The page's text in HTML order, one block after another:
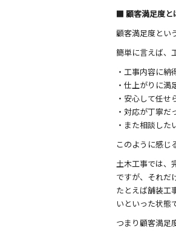
■ 顧客満足度と
顧客満足度とい
簡単に言えば、
・工事内容に納
・仕上がりに満
・安心して任せ
・対応が丁寧だ
・また相談した
このように感じ
土木工事では、
ですが、それだ
たとえば舗装工
いといった状態
つまり顧客満足